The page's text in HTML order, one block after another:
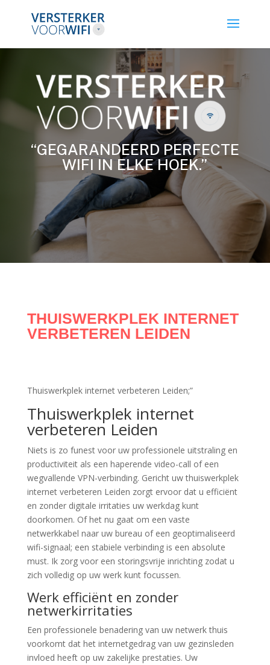
“GEGARANDEERD PERFECTE
WIFI IN ELKE HOEK.”
THUISWERKPLEK INTERNET
VERBETEREN LEIDEN
Thuiswerkplek internet verbeteren Leiden;”
Thuiswerkplek internet
verbeteren Leiden
Niets is zo funest voor uw professionele uitstraling en
productiviteit als een haperende video-call of een
wegvallende VPN-verbinding. Gericht uw thuiswerkplek
internet verbeteren Leiden zorgt ervoor dat u efficiënt
en zonder digitale irritaties uw werkdag kunt
doorkomen. Of het nu gaat om een vaste
netwerkkabel naar uw bureau of een geoptimaliseerd
wifi-signaal; een stabiele verbinding is een absolute
must. Ik zorg voor een storingsvrije inrichting zodat u
zich volledig op uw werk kunt focussen.
Werk efficiënt en zonder
netwerkirritaties
Een professionele benadering van uw netwerk thuis
voorkomt dat het internetgedrag van uw gezinsleden
invloed heeft op uw zakelijke prestaties. Uw